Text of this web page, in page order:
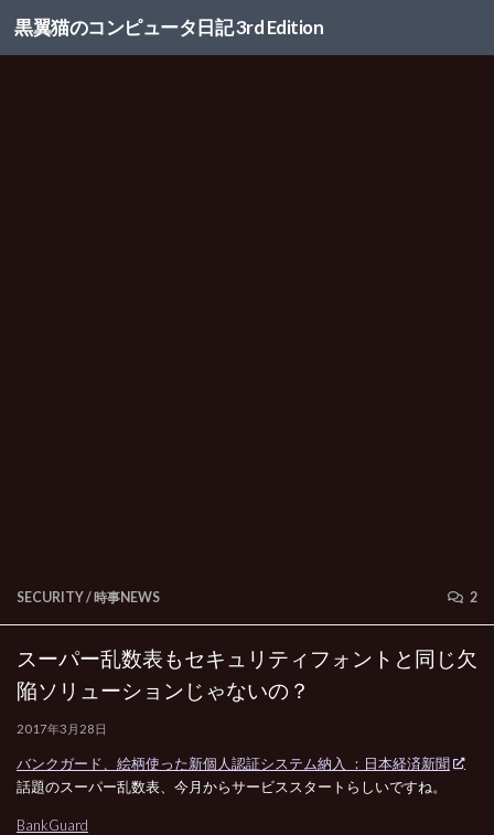
コンテンツへスキップ
黒翼猫のコンピュータ日記 3rd Edition
SECURITY/時事NEWS 2
スーパー乱数表もセキュリティフォントと同じ欠
陥ソリューションじゃないの？
2017年3月28日
バンクガード、絵柄使った新個人認証システム納入 ：日本経済新聞
話題のスーパー乱数表、今月からサービススタートらしいですね。
BankGuard